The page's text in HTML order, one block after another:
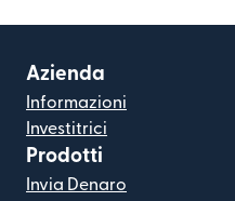
Azienda
Informazioni
Investitrici
Prodotti
Invia Denaro